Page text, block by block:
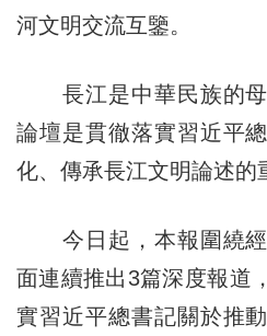
河文明交流互鑒。
長江是中華民族的母
論壇是貫徹落實習近平
化、傳承長江文明論述的
今日起，本報圍繞經
面連續推出3篇深度報道
實習近平總書記關於推